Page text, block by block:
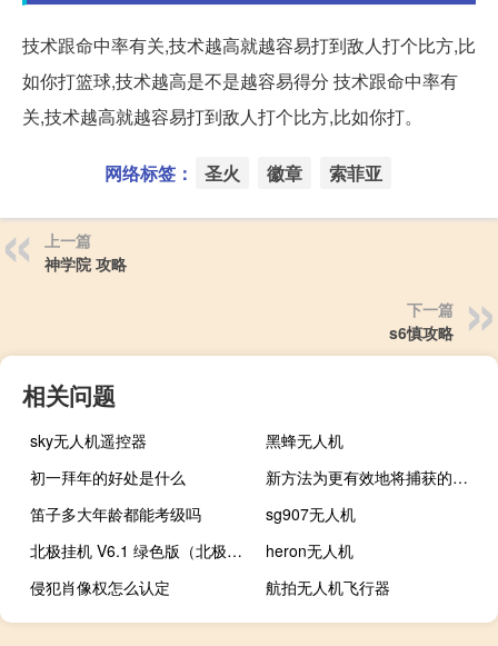
技术跟命中率有关,技术越高就越容易打到敌人打个比方,比
如你打篮球,技术越高是不是越容易得分 技术跟命中率有
关,技术越高就越容易打到敌人打个比方,比如你打。
网络标签： 圣火 徽章 索菲亚
上一篇
神学院 攻略
下一篇
s6慎攻略
相关问题
sky无人机遥控器
黑蜂无人机
初一拜年的好处是什么
新方法为更有效地将捕获的二氧化碳转化为日常产品铺平了道路
笛子多大年龄都能考级吗
sg907无人机
北极挂机 V6.1 绿色版（北极挂机 V6.1 绿色版功能简介）
heron无人机
侵犯肖像权怎么认定
航拍无人机飞行器